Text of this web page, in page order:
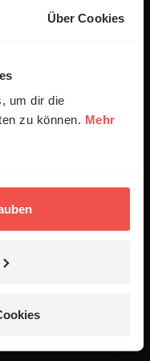
Über Cookies
um dir die
zu können. Mehr